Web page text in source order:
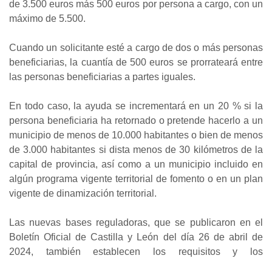
de 3.500 euros más 500 euros por persona a cargo, con un
máximo de 5.500.
Cuando un solicitante esté a cargo de dos o más personas
beneficiarias, la cuantía de 500 euros se prorrateará entre
las personas beneficiarias a partes iguales.
En todo caso, la ayuda se incrementará en un 20 % si la
persona beneficiaria ha retornado o pretende hacerlo a un
municipio de menos de 10.000 habitantes o bien de menos
de 3.000 habitantes si dista menos de 30 kilómetros de la
capital de provincia, así como a un municipio incluido en
algún programa vigente territorial de fomento o en un plan
vigente de dinamización territorial.
Las nuevas bases reguladoras, que se publicaron en el
Boletín Oficial de Castilla y León del día 26 de abril de
2024, también establecen los requisitos y los